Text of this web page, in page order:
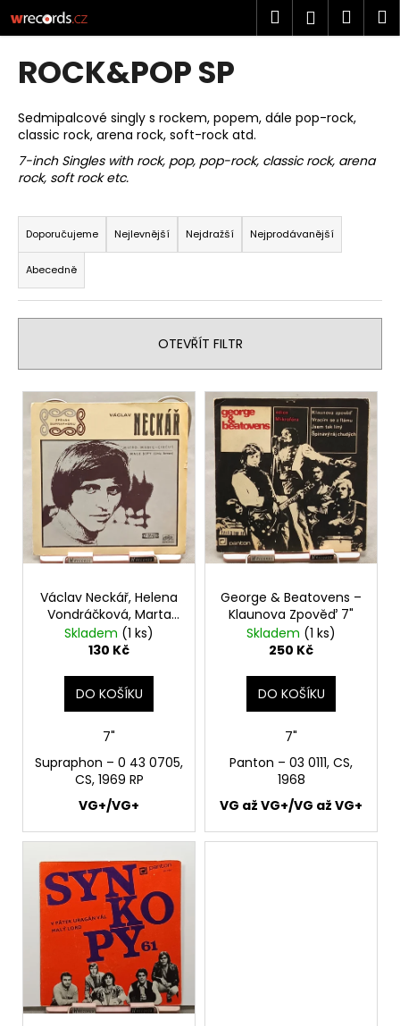
na
obsah
Hledat
ROCK&POP SP
Sedmipalcové singly s rockem, popem, dále pop-rock,
classic rock, arena rock, soft-rock atd.
7-inch Singles with rock, pop, pop-rock, classic rock, arena
rock, soft rock etc.
Ř
a
z
e
n
r
o
d
Doporučujeme Nejlevnější Nejdražší Nejprodávanější
Abecedně
OTEVŘÍT FILTR
V
ý
o
Václav Neckář, Helena
Vondráčková, Marta
Kubišová – Micro-
Magic-Circus / Malé
Skladem (1 ks)
130 Kč
DO KOŠÍKU
7"
Supraphon – 0 43 0705,
CS, 1969 RP
VG+/VG+
George & Beatovens –
Klaunova Zpověď 7"
Skladem (1 ks)
250 Kč
DO KOŠÍKU
7"
Panton ‎– 03 0111, CS,
1968
VG až VG+/VG až VG+
K
o
o
p
o
t
ř
e
b
u
j
e
n
a
HLEDAT
j
THE
PIPER